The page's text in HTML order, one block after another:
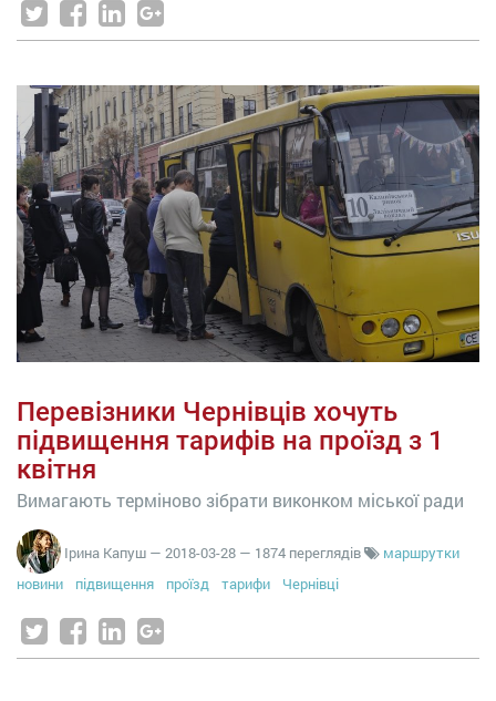
Перевізники Чернівців хочуть
підвищення тарифів на проїзд з 1
квітня
Вимагають терміново зібрати виконком міської ради
Ірина Капуш — 2018-03-28 — 1874 переглядів
маршрутки
новини
підвищення проїзд тарифи Чернівці